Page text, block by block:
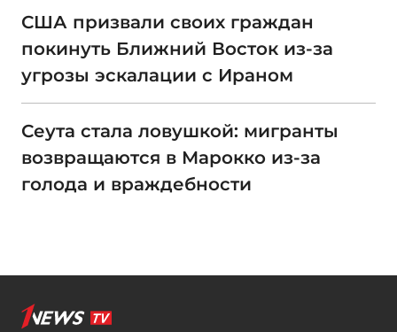
США призвали своих граждан
покинуть Ближний Восток из-за
угрозы эскалации с Ираном
Сеута стала ловушкой: мигранты
возвращаются в Марокко из-за
голода и враждебности